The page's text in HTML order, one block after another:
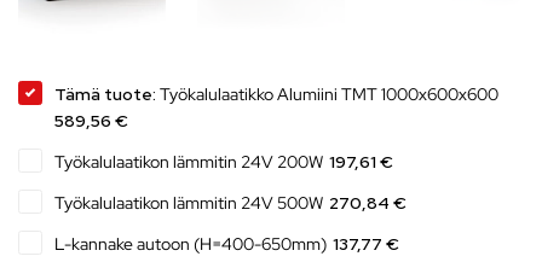
Tämä tuote: Työkalulaatikko Alumiini TMT 1000x600x600
589,56 €
Työkalulaatikon lämmitin 24V 200W 197,61 €
Työkalulaatikon lämmitin 24V 500W 270,84 €
L-kannake autoon (H=400-650mm) 137,77 €